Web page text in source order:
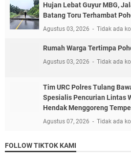
Hujan Lebat Guyur MBG,
Batang Toru Terhambat
Agustus 03, 2026 Tidak ada
Rumah Warga Tertimpa
Agustus 03, 2026 Tidak ada
Tim URC Polres Tulang
Spesialis Pencurian Lintas
Hendak Menggoreng
Agustus 07, 2026 Tidak ada
FOLLOW TIKTOK KAMI